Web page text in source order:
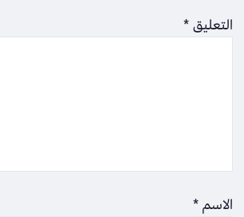
التعليق*
الاسم*